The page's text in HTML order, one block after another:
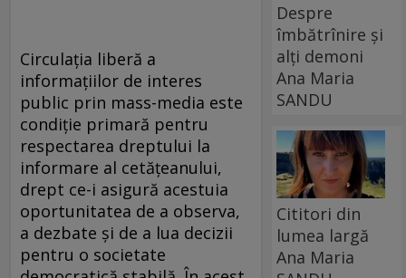
Circulaţia liberă a
informaţiilor de interes
public prin mass-media este
condiţie primară pentru
respectarea dreptului la
informare al cetăţeanului,
drept ce-i asigură acestuia
oportunitatea de a observa,
a dezbate şi de a lua decizii
pentru o societate
Despre
îmbătrînire și
alți demoni
Ana Maria
SANDU
Cititori din
lumea largă
Ana Maria